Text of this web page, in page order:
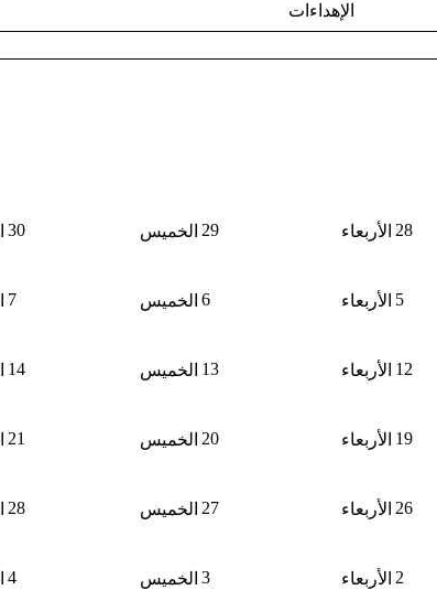
الإهداءات
28
29 الأربعاء 30 الخميس
5
6 الأربعاء 7 الخميس
12
13 الأربعاء 14 الخميس
19
20 الأربعاء 21 الخميس
26
27 الأربعاء 28 الخميس
2
3 الأربعاء 4 الخميس